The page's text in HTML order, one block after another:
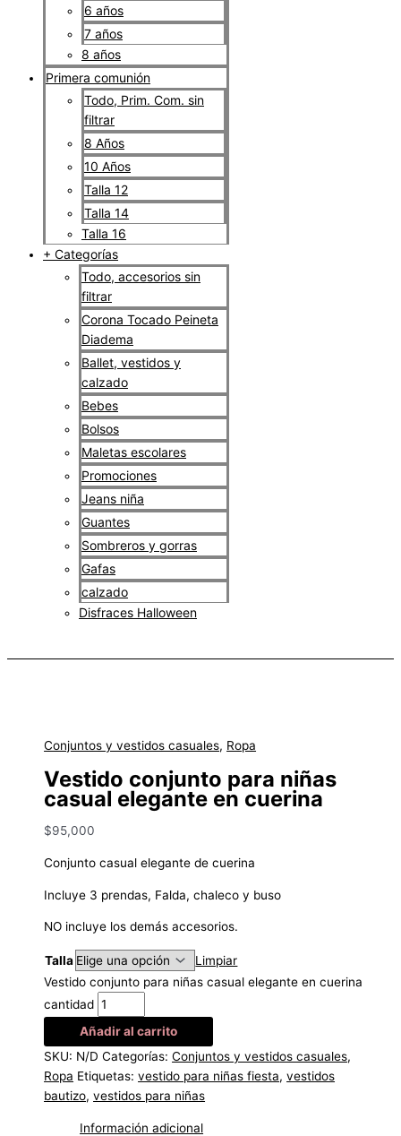
6 años
7 años
8 años
Primera comunión
Todo, Prim. Com. sin
filtrar
8 Años
10 Años
Talla 12
Talla 14
Talla 16
+ Categorías
Todo, accesorios sin
filtrar
Corona Tocado Peineta
Diadema
Ballet, vestidos y
calzado
Bebes
Bolsos
Maletas escolares
Promociones
Jeans niña
Guantes
Sombreros y gorras
Gafas
calzado
Disfraces Halloween
Conjuntos y vestidos casuales, Ropa
Vestido conjunto para niñas
casual elegante en cuerina
$95,000
Conjunto casual elegante de cuerina
Incluye 3 prendas, Falda, chaleco y buso
NO incluye los demás accesorios.
Talla
Limpiar
Vestido conjunto para niñas casual elegante en cuerina
cantidad
Añadir al carrito
SKU: N/D Categorías:Conjuntos y vestidos casuales,
Ropa Etiquetas:vestido para niñas fiesta,vestidos
bautizo,vestidos para niñas
Información adicional